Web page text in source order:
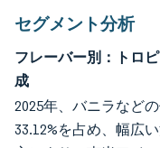
セグメント分析
フレーバー別：トロ
成
2025年、バニラなど
33.12%を占め、幅広